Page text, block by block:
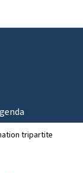
tripartite